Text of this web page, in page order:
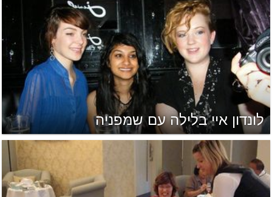
לונדון איי בלילה עם שמפניה